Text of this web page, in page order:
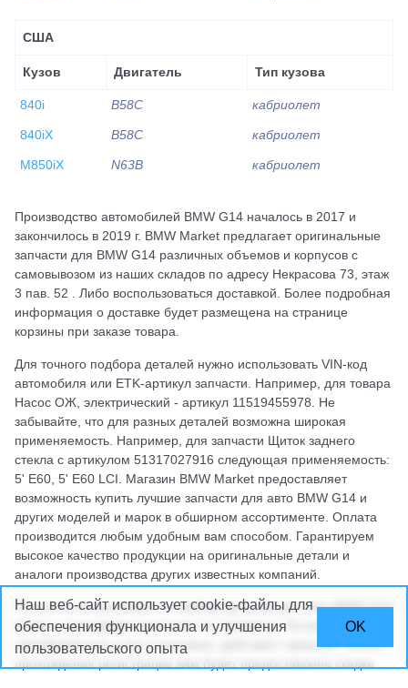
США
Кузов Двигатель Тип кузова
840i B58C кабриолет
840iX B58C кабриолет
M850iX N63B кабриолет
Производство автомобилей BMW G14 началось в 2017 и
закончилось в 2019 г. BMW Market предлагает оригинальные
запчасти для BMW G14 различных объемов и корпусов с
самовывозом из наших складов по адресу Некрасова 73, этаж
3 пав. 52 . Либо воспользоваться доставкой. Более подробная
информация о доставке будет размещена на странице
корзины при заказе товара.
Для точного подбора деталей нужно использовать VIN-код
автомобиля или ETK-артикул запчасти. Например, для товара
Насос ОЖ, электрический - артикул 11519455978. Не
забывайте, что для разных деталей возможна широкая
применяемость. Например, для запчасти Щиток заднего
стекла с артикулом 51317027916 следующая применяемость:
5' E60, 5' E60 LCI. Магазин BMW Market предоставляет
возможность купить лучшие запчасти для авто BMW G14 и
других моделей и марок в обширном ассортименте. Оплата
производится любым удобным вам способом. Гарантируем
высокое качество продукции на оригинальные детали и
аналоги производства других известных компаний.
Получить консультацию по выбору деталей для авто BMW G14
можно у менеджера компании по телефону. На все запчасти,
приобретённые у нас в магазине, действует гарантия. После
прохождения регистрации вам будет предоставлена скидка.
Наш веб-сайт использует cookie-файлы для
обеспечения функционала и улучшения
пользовательского опыта
OK